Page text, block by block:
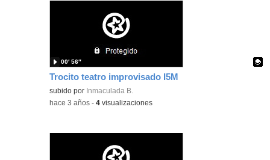
Trocito teatro improvisado I5M
Contenido educativo.
subido por Inmaculada B.
00′ 56″
-hace 3 años -4 visualizaciones